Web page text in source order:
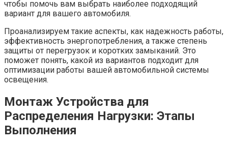
чтобы помочь вам выбрать наиболее подходящий
вариант для вашего автомобиля.
Проанализируем такие аспекты, как надежность работы,
эффективность энергопотребления, а также степень
защиты от перегрузок и коротких замыканий. Это
поможет понять, какой из вариантов подходит для
оптимизации работы вашей автомобильной системы
освещения.
Монтаж Устройства для
Распределения Нагрузки: Этапы
Выполнения